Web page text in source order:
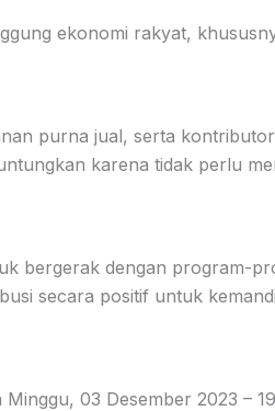
ekonomi rakyat,
purna jual, serta
karena tidak perlu
bergerak dengan program-
secara positif untuk
03 Desember 2023 –